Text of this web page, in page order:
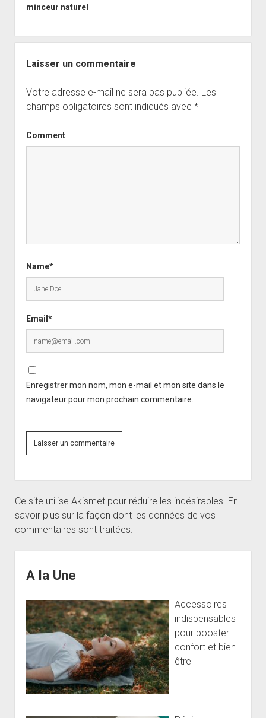
minceur naturel
Laisser un commentaire
Votre adresse e-mail ne sera pas publiée. Les
champs obligatoires sont indiqués avec *
Comment
Name*
Email*
Enregistrer mon nom, mon e-mail et mon site dans le
navigateur pour mon prochain commentaire.
Ce site utilise Akismet pour réduire les indésirables. En
savoir plus sur la façon dont les données de vos
commentaires sont traitées.
A la Une
Accessoires
indispensables
pour booster
confort et bien-
être